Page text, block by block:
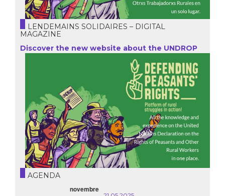
LENDEMAINS SOLIDAIRES – DIGITAL
MAGAZINE
Discover the new website about the UNDROP
AGENDA